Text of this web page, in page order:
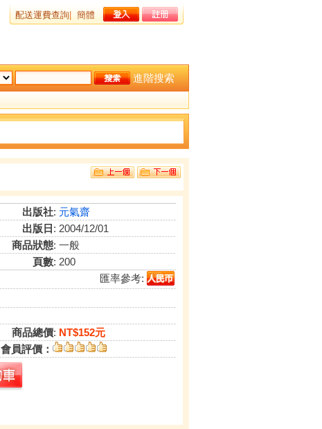
配送運費查詢 簡體
進階搜索
出版社: 元氣齋
出版日 : 2004/12/01
商品狀態: 一般
頁數: 200
匯率參考:
商品總價: NT$152元
會員評價：